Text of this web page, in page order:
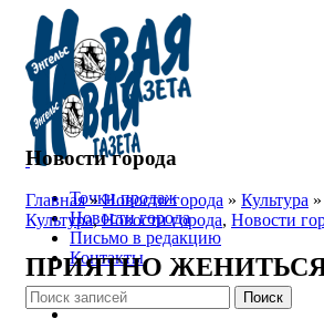
Точки продаж
Новости города
Письмо в редакцию
Контакты
Поиск
Новости города
Главная»Новости города » Культура »
Культура,Новости города, Новости
ПРИЯТНО